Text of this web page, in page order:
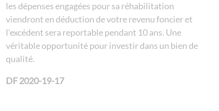
les dépenses engagées pour sa réhabilitation
viendront en déduction de votre revenu foncier et
l’excédent sera reportable pendant 10 ans. Une
véritable opportunité pour investir dans un bien de
qualité.
DF 2020-19-17